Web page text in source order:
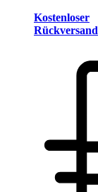
Kostenloser
Rückversand